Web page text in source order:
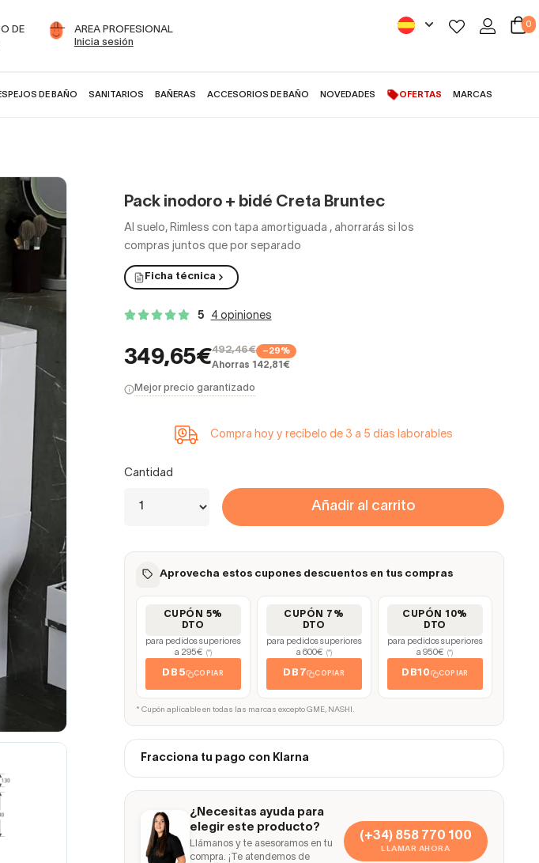
DE
AREA PROFESIONAL
Inicia sesión
0
DE BAÑO SANITARIOS BAÑERAS ACCESORIOS DE BAÑO NOVEDADES OFERTAS MARCAS
Pack inodoro + bidé Creta Bruntec
Al suelo, Rimless con tapa amortiguada , ahorrarás si los
compras juntos que por separado
Ficha técnica
5 4 opiniones
349,65€492,46€ −29%
Ahorras 142,81€
Mejor precio garantizado
Compra hoy y recíbelo de 3 a 5 días laborables
Cantidad
Añadir al carrito
Aprovecha estos cupones descuentos en tus compras
CUPÓN 5%
DTO
para pedidos superiores
a 295€
(*)
DB5 COPIAR
CUPÓN 7%
DTO
para pedidos superiores
a 600€
(*)
DB7 COPIAR
CUPÓN 10%
DTO
para pedidos superiores
a 950€
(*)
DB10 COPIAR
* Cupón aplicable en todas las marcas excepto GME, NASHI.
Fracciona tu pago con Klarna
¿Necesitas ayuda para
elegir este producto?
Llámanos y te asesoramos en tu
compra. ¡Te atendemos de
(+34) 858 770 100
LLAMAR AHORA